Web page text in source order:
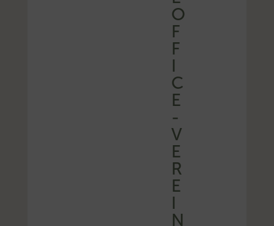
O
F
F
I
C
E
-
V
E
R
E
I
N